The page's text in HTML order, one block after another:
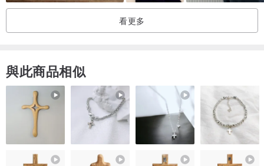
看更多
與此商品相似